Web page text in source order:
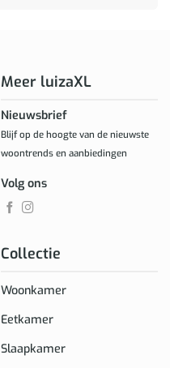
Collectie
Woonkamer
Eetkamer
Slaapkamer
Meer luizaXL
Nieuwsbrief
Blijf op de hoogte van de nieuwste
woontrends en aanbiedingen
Volg ons